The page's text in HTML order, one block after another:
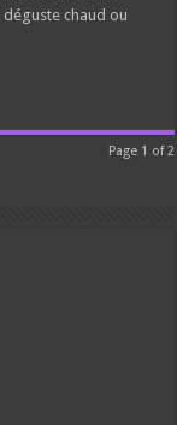
chaud ou
Page 1 of 2